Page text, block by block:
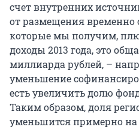
счет внутренних
от размещения временно
которые мы получим,
доходы 2013 года, это
миллиарда рублей, –
уменьшение
есть увеличить долю
Таким образом, доля
уменьшится примерно на